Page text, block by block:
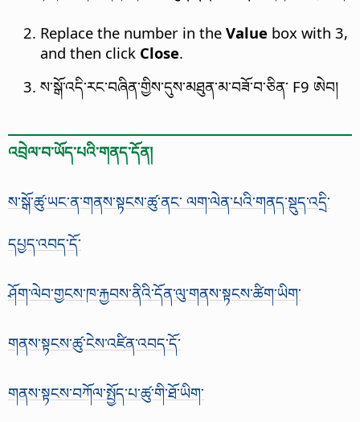
Replace the number in the Value box with 3,
and then click Close.
ས་སྒོ་འདི་རང་བཞིན་གྱིས་དུས་མཐུན་མ་བཟོ་བ་ཅིན་ F9 ཨེབ།
འབྲེལ་བ་ཡོད་པའི་གནད་དོན།
ས་སྒོ་ཚུ་ཡང་ན་གནས་སྟངས་ཚུ་ནང་ ལག་ལེན་པའི་གནད་སྡུད་འདྲི་
དཔྱད་འབད་དོ་
ཤོག་ལེབ་གྱངས་ཁ་རྐྱབས་ནིའི་དོན་ལུ་གནས་སྟངས་ཚིག་ཡིག་
གནས་སྟངས་ཚུ་ངེས་འཛིན་འབད་དོ་
གནས་སྟངས་བཀོལ་སྤྱོད་པ་ཚུ་གི་ཐོ་ཡིག་